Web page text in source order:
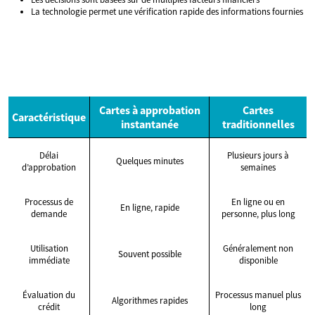
La technologie permet une vérification rapide des informations fournies
Caractéristique
Cartes à approbation
instantanée
Cartes
traditionnelles
Délai
d’approbation
Quelques minutes
Plusieurs jours à
semaines
Processus de
demande
En ligne, rapide
En ligne ou en
personne, plus long
Utilisation
immédiate
Souvent possible
Généralement non
disponible
Évaluation du
crédit
Algorithmes rapides
Processus manuel plus
long